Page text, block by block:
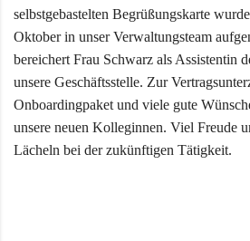
selbstgebastelten Begrüßungskarte
Oktober in unser Verwaltungsteam
bereichert Frau Schwarz als Assistentin
unsere Geschäftsstelle. Zur
Onboardingpaket und viele gute
unsere neuen Kolleginnen. Viel Freude
Lächeln bei der zukünftigen Tätigkeit.